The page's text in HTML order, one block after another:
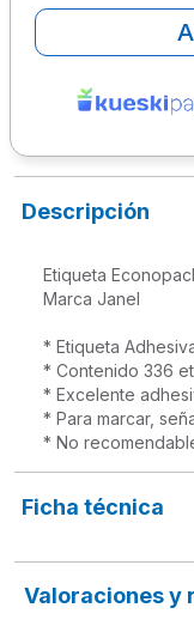
Descripción
Etiqueta
Marca Janel
* Etiqueta
* Contenido 336
* Excelente
* Para marcar,
* No
Ficha técnica
Valoraciones y